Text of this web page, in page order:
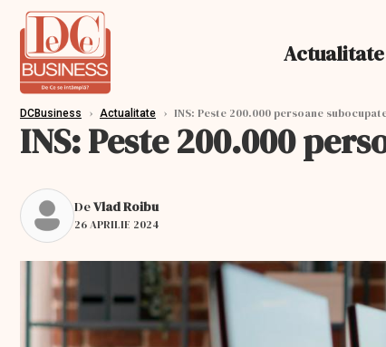
Actualitate
DCBusiness › Actualitate › INS: Peste 200.000 persoane
INS: Peste 200.000
DeVlad Roibu
26 APRILIE 2024